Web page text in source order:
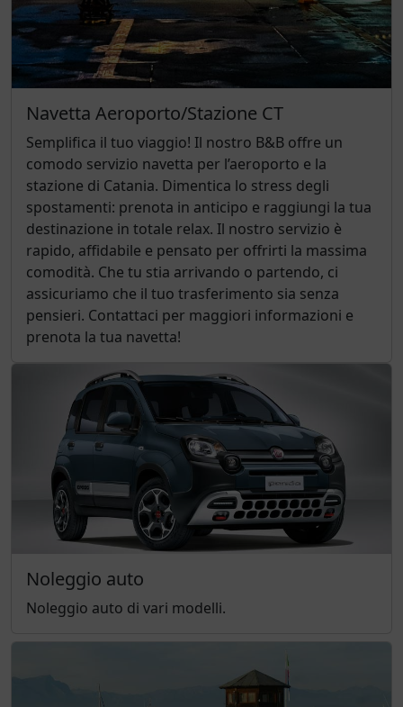
Navetta Aeroporto/Stazione CT
Semplifica il tuo viaggio! Il nostro B&B offre un
comodo servizio navetta per l’aeroporto e la
stazione di Catania. Dimentica lo stress degli
spostamenti: prenota in anticipo e raggiungi la tua
destinazione in totale relax. Il nostro servizio è
rapido, affidabile e pensato per offrirti la massima
comodità. Che tu stia arrivando o partendo, ci
assicuriamo che il tuo trasferimento sia senza
pensieri. Contattaci per maggiori informazioni e
prenota la tua navetta!
Noleggio auto
Noleggio auto di vari modelli.